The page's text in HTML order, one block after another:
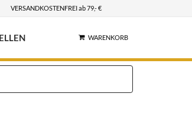
VERSANDKOSTENFREI ab 79,- €
WARENKORB